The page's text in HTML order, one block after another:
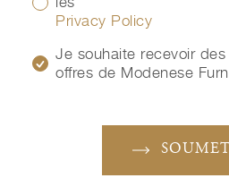
Privacy Policy
Je souhaite recevoir
offres de Modenese